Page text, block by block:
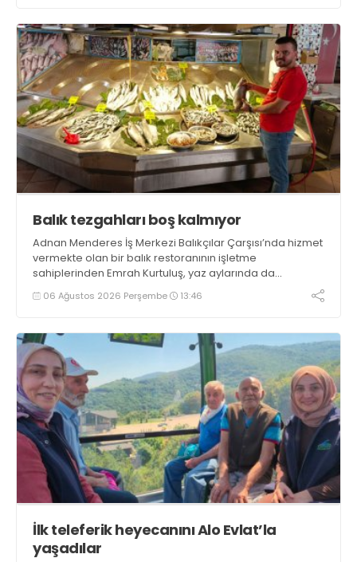
Balık tezgahları boş kalmıyor
Adnan Menderes İş Merkezi Balıkçılar Çarşısı’nda hizmet
vermekte olan bir balık restoranının işletme
sahiplerinden Emrah Kurtuluş, yaz aylarında da
tezgahlarda taze balık bulunduğunu ifade ederek “Yıl
boyunca tezgahlarda taze balık bulmak mümkün
06 Ağustos 2026 Perşembe 13:46
İlk teleferik heyecanını Alo Evlat’la
yaşadılar